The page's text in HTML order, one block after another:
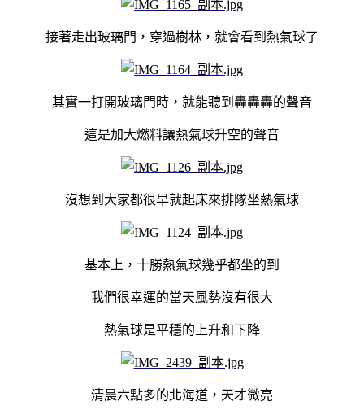
接著走出玻璃門，穿過樹林，就會看到熱氣球了
其實一打開玻璃門時，就能聽到轟轟轟的聲音
這是加大燃料讓熱氣球升空的聲音
沒想到大家都很早就起床來排隊坐熱氣球
基本上，十勝熱氣球幾乎都坐的到
我們很幸運的當天風勢沒有很大
熱氣球是平穩的上升和下降
清晨六點多的北海道，天才微亮